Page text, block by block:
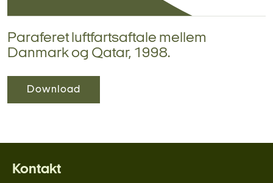
Paraferet luftfartsaftale mellem
Danmark og Qatar, 1998.
Download
Kontakt